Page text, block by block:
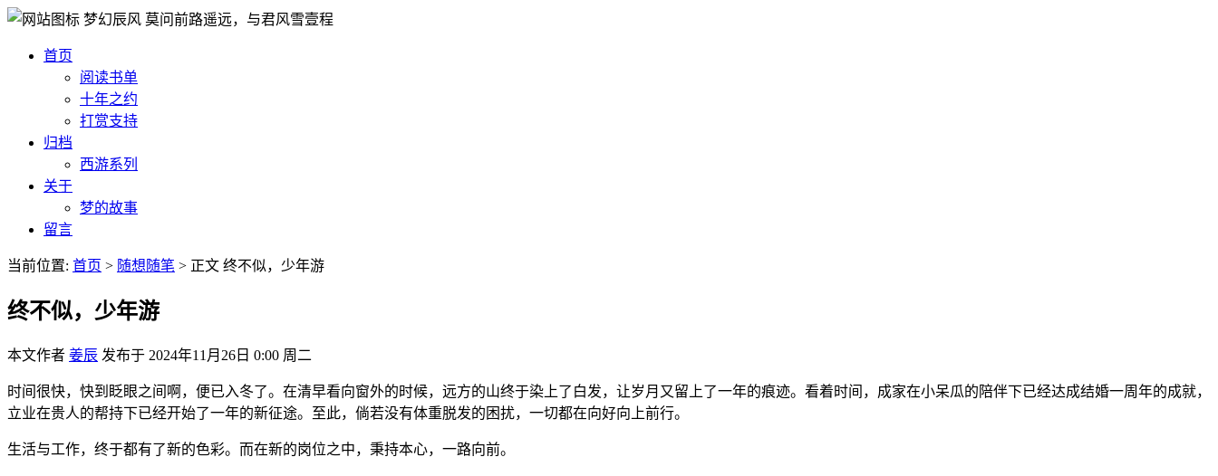
梦幻辰风 莫问前路遥远，与君风雪壹程
首页
阅读书单
十年之约
打赏支持
归档
西游系列
关于
梦的故事
留言
当前位置: 首页 > 随想随笔 > 正文 终不似，少年游
终不似，少年游
本文作者 姜辰 发布于 2024年11月26日 0:00 周二
时间很快，快到眨眼之间啊，便已入冬了。在清早看向窗外的时候，远方的山终于染上了白发，让岁月又留上了一年的痕迹。看着时间，成家在小呆瓜的陪伴下已经达成结婚一周年的成就，
立业在贵人的帮持下已经开始了一年的新征途。至此，倘若没有体重脱发的困扰，一切都在向好向上前行。
生活与工作，终于都有了新的色彩。而在新的岗位之中，秉持本心，一路向前。